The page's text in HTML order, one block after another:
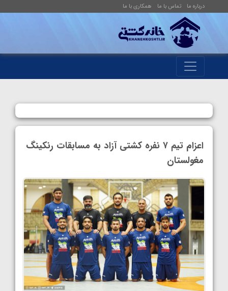
درباره ما تماس با ما همکاری با ما
اعزام تیم ۷ نفره کشتی آزاد به مسابقات رنکینگ
مغولستان